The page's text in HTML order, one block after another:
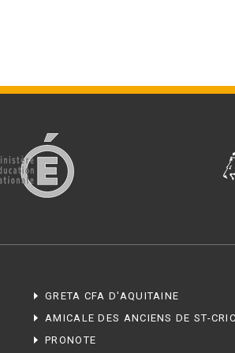
GRETA CFA D'AQUITAINE
AMICALE DES ANCIENS DE ST-
PRONOTE